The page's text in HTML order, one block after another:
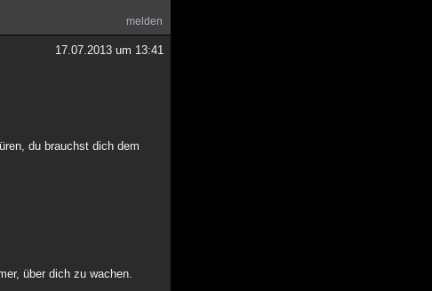
melden
17.07.2013 um 13:41
du brauchst dich dem
über dich zu wachen.